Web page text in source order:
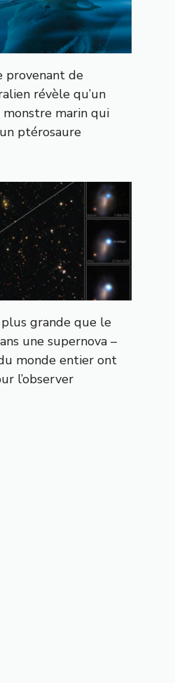
provenant de
révèle qu’un
marin qui
ptérosaure
grande que le
une supernova –
monde entier ont
l’observer